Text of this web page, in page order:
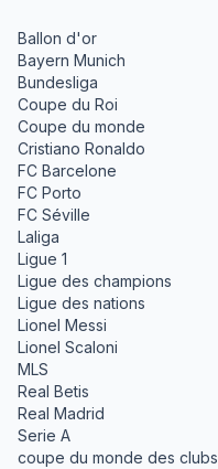
Ballon d'or
Bayern Munich
Bundesliga
Coupe du Roi
Coupe du monde
Cristiano Ronaldo
FC Barcelone
FC Porto
FC Séville
Laliga
Ligue 1
Ligue des champions
Ligue des nations
Lionel Messi
Lionel Scaloni
MLS
Real Betis
Real Madrid
Serie A
coupe du monde des clubs